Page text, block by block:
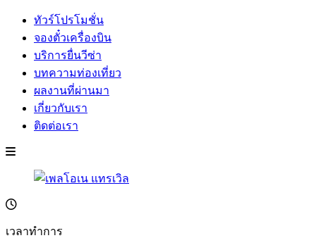
ทัวร์โปรโมชั่น
จองตั๋วเครื่องบิน
บริการยื่นวีซ่า
บทความท่องเที่ยว
ผลงานที่ผ่านมา
เกี่ยวกับเรา
ติดต่อเรา
เวลาทำการ